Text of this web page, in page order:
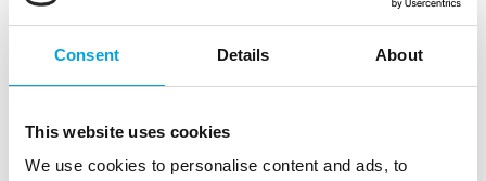
Consent Details About
This website uses cookies
We use cookies to personalise content and ads, to
Katy Sue silikonimuotti, Tonttu